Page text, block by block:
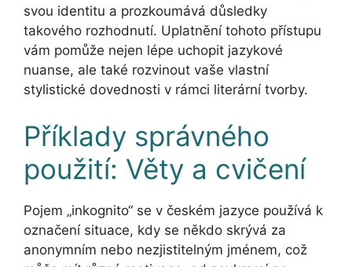
svou identitu a prozkoumává důsledky
takového rozhodnutí. Uplatnění tohoto přístupu
vám pomůže nejen lépe uchopit jazykové
nuanse, ale také rozvinout vaše vlastní
stylistické dovednosti v rámci literární tvorby.
Příklady správného
použití: Věty a cvičení
Pojem „inkognito“ se v českém jazyce používá k
označení situace, kdy se někdo skrývá za
anonymním nebo nezjistitelným jménem, což